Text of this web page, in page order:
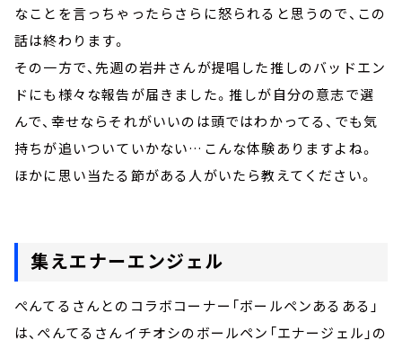
なことを言っちゃったらさらに怒られると思うので、この
話は終わります。
その一方で、先週の岩井さんが提唱した推しのバッドエン
ドにも様々な報告が届きました。推しが自分の意志で選
んで、幸せならそれがいいのは頭ではわかってる、でも気
持ちが追いついていかない…こんな体験ありますよね。
ほかに思い当たる節がある人がいたら教えてください。
集えエナーエンジェル
ぺんてるさんとのコラボコーナー「ボールペンあるある」
は、ぺんてるさんイチオシのボールペン「エナージェル」の